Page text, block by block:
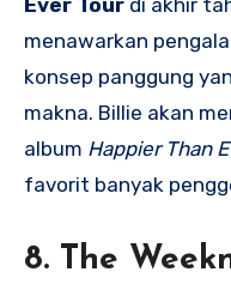
menawarkan
konsep panggung
makna. Billie akan
album Happier Than
favorit banyak
8. The